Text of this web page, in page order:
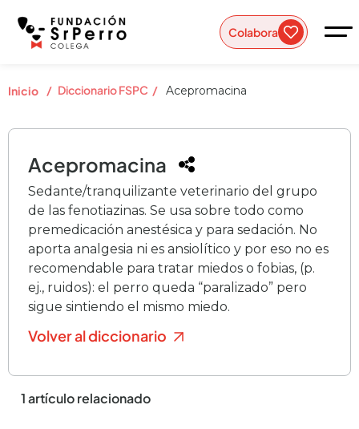
Colabora
Inicio / Diccionario FSPC / Acepromacina
Acepromacina
Sedante/tranquilizante veterinario del grupo
de las fenotiazinas. Se usa sobre todo como
premedicación anestésica y para sedación. No
aporta analgesia ni es ansiolítico y por eso no es
recomendable para tratar miedos o fobias, (p.
ej., ruidos): el perro queda “paralizado” pero
sigue sintiendo el mismo miedo.
Volver al diccionario
1 artículo relacionado